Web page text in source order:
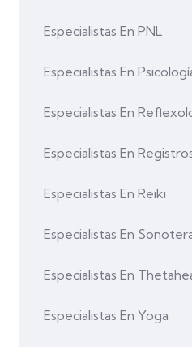
Especialistas En PNL
Especialistas En
Especialistas En
Especialistas En
Especialistas En Reiki
Especialistas En
Especialistas En
Especialistas En Yoga